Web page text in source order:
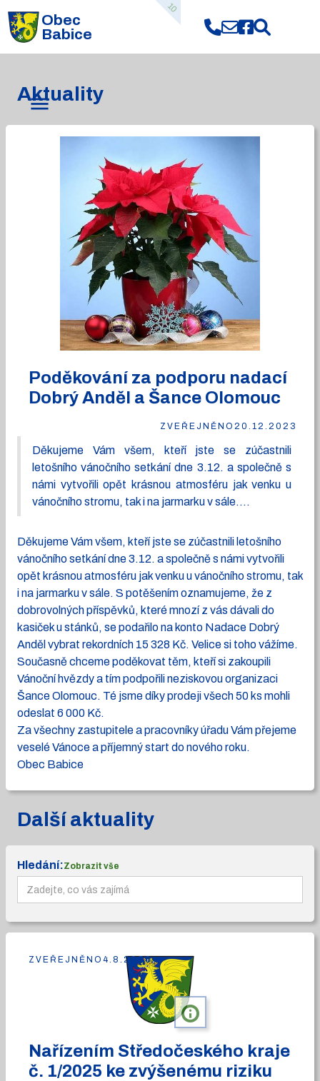
Obec
Babice
10
Aktuality
Poděkování za podporu nadací
Dobrý Anděl a Šance Olomouc
ZVEŘEJNĚNO 20.12.2023
Děkujeme Vám všem, kteří jste se zúčastnili
letošního vánočního setkání dne 3.12. a společně s
námi vytvořili opět krásnou atmosféru jak venku u
vánočního stromu, tak i na jarmarku v sále....
Děkujeme Vám všem, kteří jste se zúčastnili letošního
vánočního setkání dne 3.12. a společně s námi vytvořili
opět krásnou atmosféru jak venku u vánočního stromu, tak
i na jarmarku v sále. S potěšením oznamujeme, že z
dobrovolných příspěvků, které mnozí z vás dávali do
kasiček u stánků, se podařilo na konto Nadace Dobrý
Anděl vybrat rekordních 15 328 Kč. Velice si toho vážíme.
Současně chceme poděkovat těm, kteří si zakoupili
Vánoční hvězdy a tím podpořili neziskovou organizaci
Šance Olomouc. Té jsme díky prodeji všech 50 ks mohli
odeslat 6 000 Kč.
Za všechny zastupitele a pracovníky úřadu Vám přejeme
veselé Vánoce a příjemný start do nového roku.
Obec Babice
Další aktuality
Hledání:Zobrazit vše
info
Nařízením Středočeského kraje
č. 1/2025 ke zvýšenému riziku
ZVEŘEJNĚNO 4.8.2026